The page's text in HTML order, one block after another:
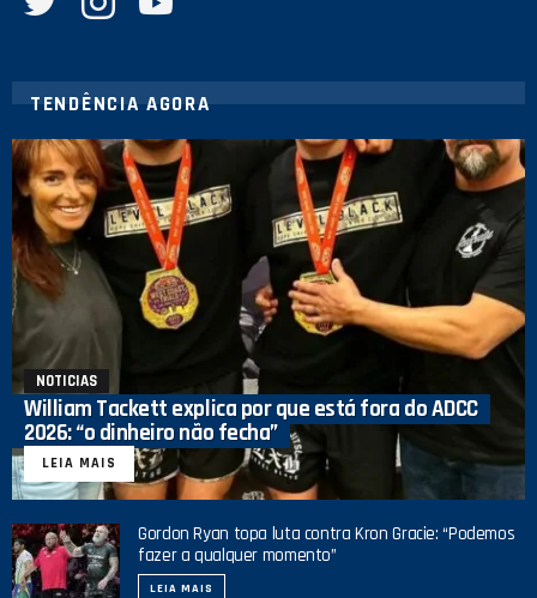
TENDÊNCIA AGORA
NOTICIAS
William Tackett explica por que está fora do ADCC
2026: “o dinheiro não fecha”
LEIA MAIS
Gordon Ryan topa luta contra Kron Gracie: “Podemos
fazer a qualquer momento”
LEIA MAIS